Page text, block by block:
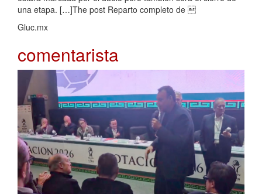
una etapa. […]The post Reparto completo de 
Gluc.mx
comentarista